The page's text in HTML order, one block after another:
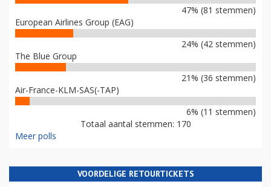
47% (81 stemmen)
European Airlines Group (EAG)
24% (42 stemmen)
The Blue Group
21% (36 stemmen)
Air-France-KLM-SAS(-TAP)
6% (11 stemmen)
Totaal aantal stemmen: 170
Meer polls
VOORDELIGE RETOURTICKETS